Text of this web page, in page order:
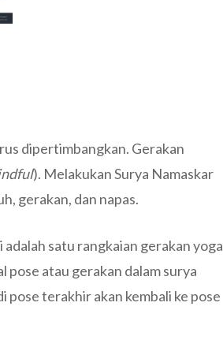
dipertimbangkan. Gerakan
). Melakukan Surya Namaskar
gerakan, dan napas.
adalah satu rangkaian gerakan yoga
atau gerakan dalam surya
pose terakhir akan kembali ke pose